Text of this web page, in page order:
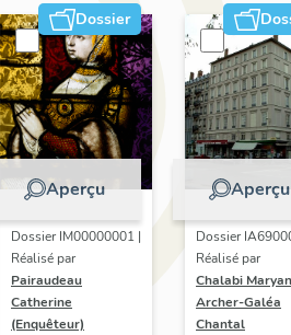
Dossier
Aperçu
Dossier IM00000001 |
Réalisé par
Pairaudeau
Catherine
(Enquêteur)
Aperçu
Dossier
Réalisé par
Chalabi
Archer-Galéa
Chantal